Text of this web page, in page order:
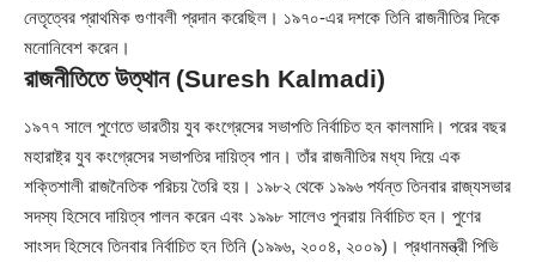
নেতৃত্বের প্রাথমিক গুণাবলী প্রদান করেছিল। ১৯৭০-এর দশকে তিনি রাজনীতির দিকে
মনোনিবেশ করেন।
রাজনীতিতে উত্থান(Suresh Kalmadi)
১৯৭৭ সালে পুণেতে ভারতীয় যুব কংগ্রেসের সভাপতি নির্বাচিত হন কালমাদি। পরের বছর
মহারাষ্ট্র যুব কংগ্রেসের সভাপতির দায়িত্ব পান। তাঁর রাজনীতির মধ্য দিয়ে এক
শক্তিশালী রাজনৈতিক পরিচয় তৈরি হয়। ১৯৮২ থেকে ১৯৯৬ পর্যন্ত তিনবার রাজ্যসভার
সদস্য হিসেবে দায়িত্ব পালন করেন এবং ১৯৯৮ সালেও পুনরায় নির্বাচিত হন। পুণের
সাংসদ হিসেবে তিনবার নির্বাচিত হন তিনি (১৯৯৬, ২০০৪, ২০০৯)। প্রধানমন্ত্রী পিভি